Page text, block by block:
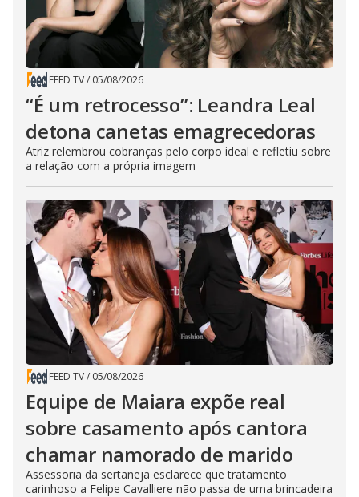
FEED TV/ 05/08/2026
“É um retrocesso”: Leandra Leal
detona canetas emagrecedoras
Atriz relembrou cobranças pelo corpo ideal e refletiu sobre
a relação com a própria imagem
FEED TV/ 05/08/2026
Equipe de Maiara expõe real
sobre casamento após cantora
chamar namorado de marido
Assessoria da sertaneja esclarece que tratamento
carinhoso a Felipe Cavalliere não passa de uma brincadeira